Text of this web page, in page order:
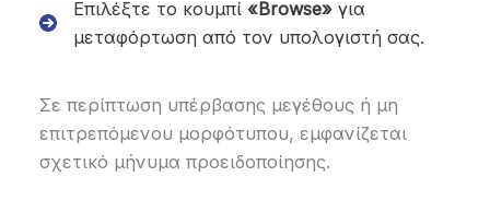
Επιλέξτε το κουμπί «Browse» για
μεταφόρτωση από τον υπολογιστή σας.
Σε περίπτωση υπέρβασης μεγέθους ή μη
επιτρεπόμενου μορφότυπου, εμφανίζεται
σχετικό μήνυμα προειδοποίησης.